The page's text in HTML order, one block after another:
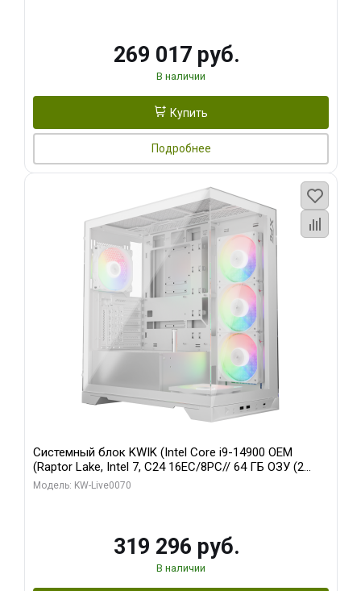
269 017 руб.
В наличии
Купить
Подробнее
Системный блок KWIK (Intel Core i9-14900 OEM
(Raptor Lake, Intel 7, C24 16EC/8PC// 64 ГБ ОЗУ (2
модуля)/ Gigabyte RTX5080 XTREME WATERFORCE
Модель: KW-Live0070
319 296 руб.
В наличии